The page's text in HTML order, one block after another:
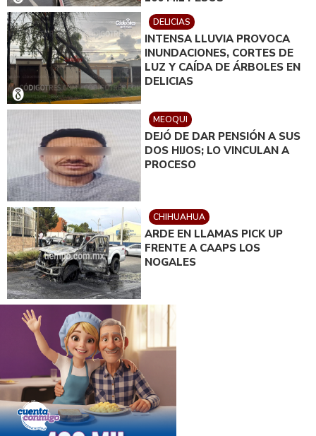
DELICIAS
INTENSA LLUVIA PROVOCA
INUNDACIONES, CORTES DE
LUZ Y CAÍDA DE ÁRBOLES EN
DELICIAS
MEOQUI
DEJÓ DE DAR PENSIÓN A SUS
DOS HIJOS; LO VINCULAN A
PROCESO
CHIHUAHUA
ARDE EN LLAMAS PICK UP
FRENTE A CAAPS LOS
NOGALES